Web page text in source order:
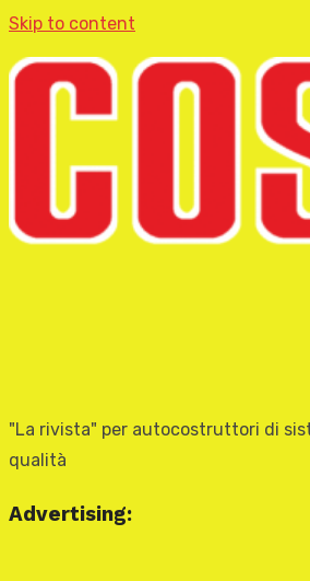
Skip to content
"La rivista" per autocostruttori di
qualità
Advertising: